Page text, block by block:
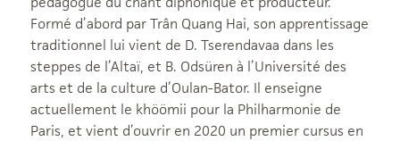
Formé d’abord par Trân Quang Hai, son apprentissage
traditionnel lui vient de D. Tserendavaa dans les
steppes de l’Altaï, et B. Odsüren à l’Université des
arts et de la culture d’Oulan-Bator. Il enseigne
actuellement le khöömii pour la Philharmonie de
Paris, et vient d’ouvrir en 2020 un premier cursus en